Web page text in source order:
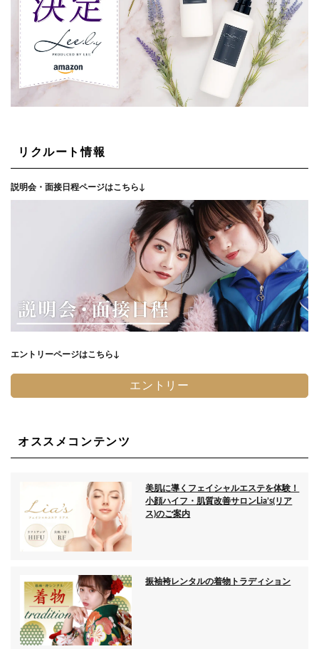
リクルート情報
説明会・面接日程ページはこちら↓
エントリーページはこちら↓
エントリー
オススメコンテンツ
美肌に導くフェイシャルエステを体験！
小顔ハイフ・肌質改善サロンLia’s(リア
ス)のご案内
振袖袴レンタルの着物トラディション